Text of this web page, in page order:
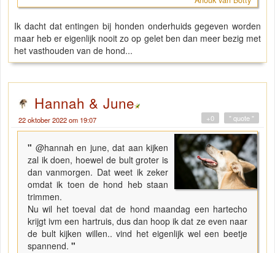
Ik dacht dat entingen bij honden onderhuids gegeven worden
maar heb er eigenlijk nooit zo op gelet ben dan meer bezig met
het vasthouden van de hond...
Hannah & June
22 oktober 2022 om 19:07 " quote "
+0
" @hannah en june, dat aan kijken
zal ik doen, hoewel de bult groter is
dan vanmorgen. Dat weet ik zeker
omdat ik toen de hond heb staan
trimmen.
Nu wil het toeval dat de hond maandag een hartecho
krijgt ivm een hartruis, dus dan hoop ik dat ze even naar
de bult kijken willen.. vind het eigenlijk wel een beetje
spannend. "